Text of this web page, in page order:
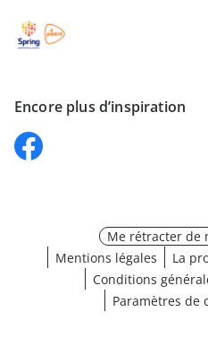
Encore plus d’inspiration
Me rétracter de
Mentions légales
La
Conditions
Paramètres de